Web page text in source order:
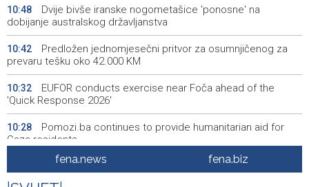
10:48
Dvije bivše iranske nogometašice 'ponosne' na
dobijanje australskog državljanstva
10:42
Predložen jednomjesečni pritvor za osumnjičenog za
prevaru tešku oko 42.000 KM
10:32
EUFOR conducts exercise near Foča ahead of the
'Quick Response 2026'
10:28
Pomozi.ba continues to provide humanitarian aid for
Gaza residents
Muslera: Želimo kreirati prepoznatljiv stil igre zasnovan
na kontroli lopte
fena.news fena.biz